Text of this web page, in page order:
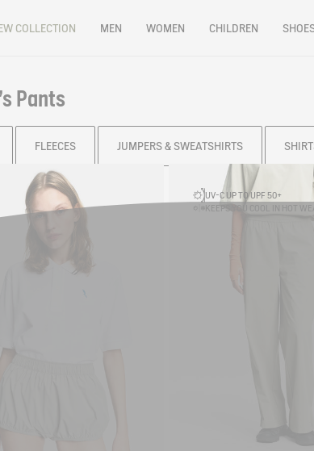
COLLECTION MEN WOMEN CHILDREN
Pants
FLEECES JUMPERS & SWEATSHIRTS
UV-C UP TO UPF 50+
KEEPS YOU COOL IN HOT